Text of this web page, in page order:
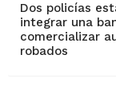
Dos policías
integrar una
comercializar
robados